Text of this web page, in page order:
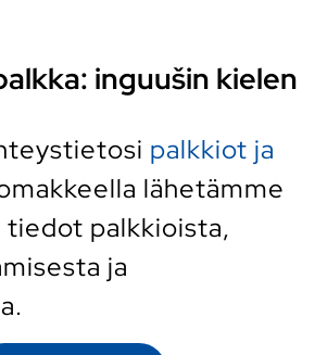
inguušin kielen
palkkiot ja
lähetämme
palkkioista,
ja